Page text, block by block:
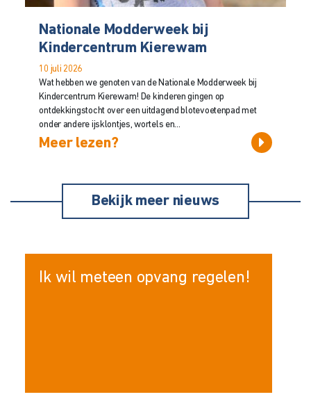
Nationale Modderweek bij
Kindercentrum Kierewam
10 juli 2026
Wat hebben we genoten van de Nationale Modderweek bij
Kindercentrum Kierewam! De kinderen gingen op
ontdekkingstocht over een uitdagend blotevoetenpad met
onder andere ijsklontjes, wortels en...
Meer lezen?
Bekijk meer nieuws
Ik wil meteen opvang regelen!